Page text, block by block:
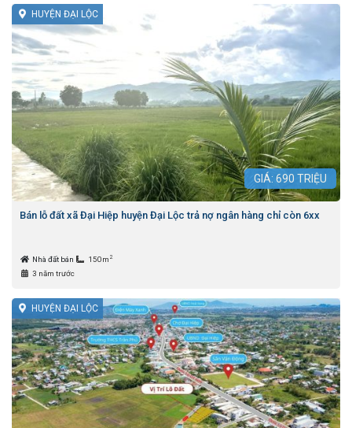
HUYỆN ĐẠI LỘC
GIÁ: 690 TRIỆU
Bán lỗ đất xã Đại Hiệp huyện Đại Lộc trả nợ ngân hàng chỉ còn 6xx
Nhà đất bán 150m 2
3 năm trước
HUYỆN ĐẠI LỘC